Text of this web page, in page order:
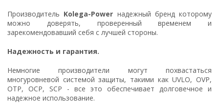
Производитель Kolega-Power надежный бренд которому
можно доверять, проверенный временем и
зарекомендовавший себя с лучшей стороны.
Надежность и гарантия.
Немногие производители могут похвастаться
многуровневой системой защиты, такими как UVLO, OVP,
OTP, OCP, SCP - все это обеспечивает долговечное и
надежное использование.